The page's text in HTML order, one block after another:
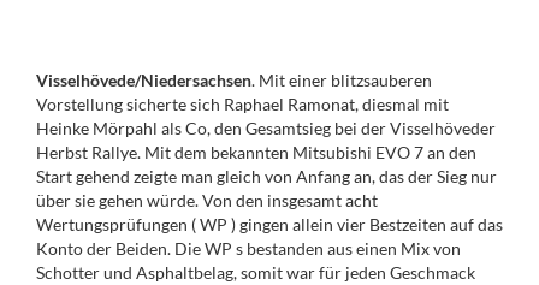
Visselhövede/Niedersachsen. Mit einer blitzsauberen
Vorstellung sicherte sich Raphael Ramonat, diesmal mit
Heinke Mörpahl als Co, den Gesamtsieg bei der Visselhöveder
Herbst Rallye. Mit dem bekannten Mitsubishi EVO 7 an den
Start gehend zeigte man gleich von Anfang an, das der Sieg nur
über sie gehen würde. Von den insgesamt acht
Wertungsprüfungen ( WP ) gingen allein vier Bestzeiten auf das
Konto der Beiden. Die WP s bestanden aus einen Mix von
Schotter und Asphaltbelag, somit war für jeden Geschmack